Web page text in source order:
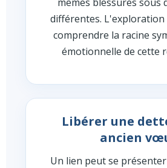
différentes. L'exploration
comprendre la racine
émotionnelle de cette
Libérer une
ancien
Un lien peut se